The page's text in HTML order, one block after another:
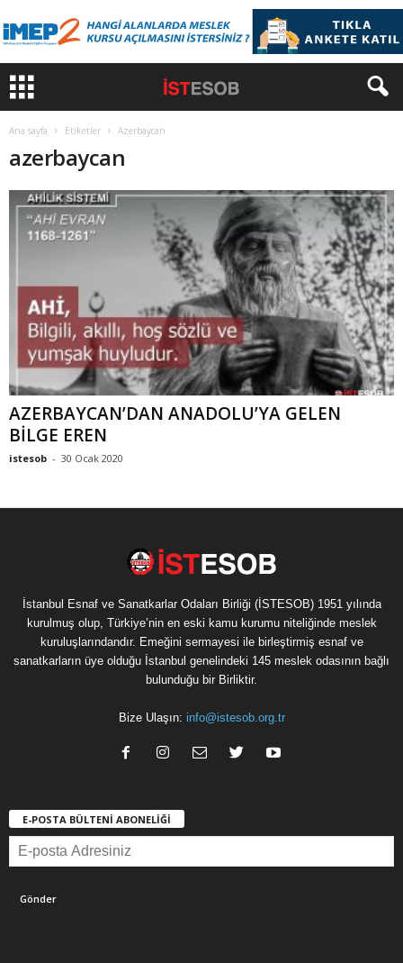
Ana sayfa Etiketler Azerbaycan
azerbaycan
AZERBAYCAN’DAN ANADOLU’YA GELEN
BİLGE EREN
istesob - 30 Ocak 2020
İstanbul Esnaf ve Sanatkarlar Odaları Birliği (İSTESOB) 1951 yılında
kurulmuş olup, Türkiye’nin en eski kamu kurumu niteliğinde meslek
kuruluşlarındandır. Emeğini sermayesi ile birleştirmiş esnaf ve
sanatkarların üye olduğu İstanbul genelindeki 145 meslek odasının bağlı
bulunduğu bir Birliktir.
Bize Ulaşın: info@istesob.org.tr
E-POSTA BÜLTENİ ABONELİĞİ